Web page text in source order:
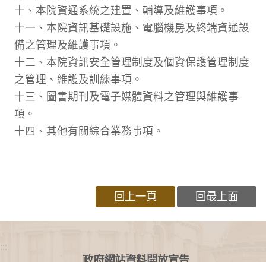
十、本院資通系統之建置、輔導及維護事項。
十一、本院資訊基礎設施、電腦機房及終端資通設
備之管理及維護事項。
十二、本院資訊安全管理制度及個資保護管理制度
之管理、維護及訓練事項。
十三、圖書期刊及電子媒體資料之管理與維護事
項。
十四、其他有關綜合業務事項。
回上一頁 回最上面
:::